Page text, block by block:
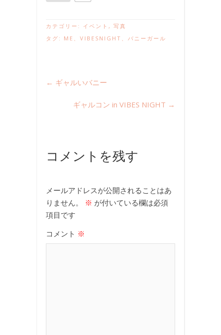
カテゴリー: イベント , 写真
タグ: ME 、 VIBESNIGHT 、 バニーガール
← ギャルいバニー
ギャルコン in VIBES NIGHT →
コメントを残す
メールアドレスが公開されることはあ
りません。
※ が付いている欄は必須
項目です
コメント ※